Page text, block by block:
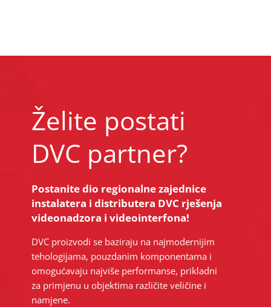
Želite postati
DVC partner?
Postanite dio regionalne zajednice
instalatera i distributera DVC rješenja
videonadzora i videointerfona!
DVC proizvodi se baziraju na najmodernijim
tehologijama, pouzdanim komponentama i
omogućavaju najviše performanse, prikladni
za primjenu u objektima različite veličine i
namjene.